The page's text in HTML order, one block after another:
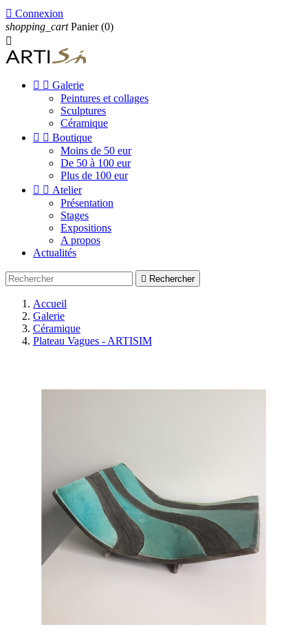
 Connexion
shopping_cart Panier (0)

  Galerie
Peintures et collages
Sculptures
Céramique
  Boutique
Moins de 50 eur
De 50 à 100 eur
Plus de 100 eur
  Atelier
Présentation
Stages
Expositions
A propos
Actualités
 Rechercher
Accueil
Galerie
Céramique
Plateau Vagues - ARTISIM